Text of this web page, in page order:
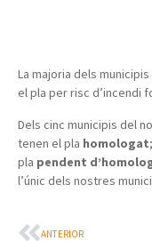
La majoria dels
el pla per risc d’incendi
Dels cinc municipis del
tenen el pla homologat;
pla pendent
l’únic dels nostres
ANTERIOR